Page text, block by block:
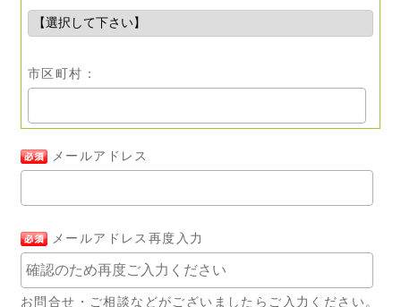
市区町村：
メールアドレス
メールアドレス再度入力
お問合せ・ご相談などがございましたらご入力ください。